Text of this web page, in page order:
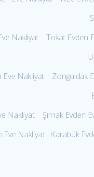
Eve Nakliyat Tokat
Eve Nakliyat
Nakliyat Şırnak Evden
Eve Nakliyat Karabük